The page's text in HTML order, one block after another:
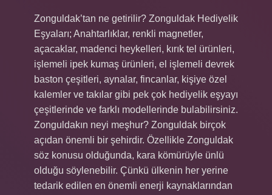
Zonguldak’tan ne getirilir? Zonguldak Hediyelik
Eşyaları; Anahtarlıklar, renkli magnetler,
açacaklar, madenci heykelleri, kırık tel ürünleri,
işlemeli ipek kumaş ürünleri, el işlemeli devrek
baston çeşitleri, aynalar, fincanlar, kişiye özel
kalemler ve takılar gibi pek çok hediyelik eşyayı
çeşitlerinde ve farklı modellerinde bulabilirsiniz.
Zonguldakın neyi meşhur? Zonguldak birçok
açıdan önemli bir şehirdir. Özellikle Zonguldak
söz konusu olduğunda, kara kömürüyle ünlü
olduğu söylenebilir. Çünkü ülkenin her yerine
tedarik edilen en önemli enerji kaynaklarından